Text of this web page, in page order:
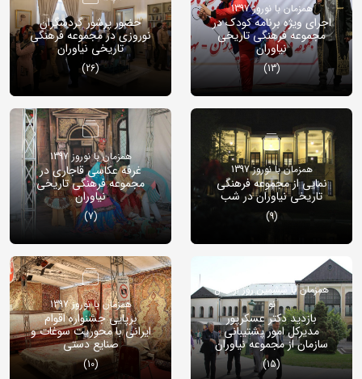
حضور پرشور گردشگران
نوروزی در مجموعه فرهنگی
تاریخی نیاوران
(26)
همزمان با نوروز 1397
اجرای ویژه برنامه کودک در
مجموعه فرهنگی تاریخی
نیاوران
(13)
همزمان با نوروز 1397
غرفه عکاسی قاجاری در
مجموعه فرهنگی تاریخی
نیاوران
(7)
همزمان با نوروز 1397
نمایی از مجموعه فرهنگی
تاریخی نیاوران در شب
(9)
همزمان با نوروز 1397
برپایی جشنواره اقوام
ایرانی با محوریت سوغات و
صنایع دستی
(10)
همزمان با ششمین روز از سال
نو
بازدید دکتر عسکرپور
مدیرکل امور پشتیبانی
سازمان از مجموعه نیاوران
(15)